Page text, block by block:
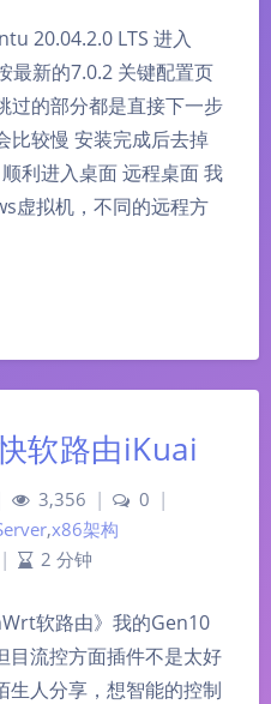
20.04.2.0 LTS 进入
最新的7.0.2 关键配置页
过的部分都是直接下一步
比较慢 安装完成后去掉
利进入桌面 远程桌面 我
虚拟机，不同的远程方
软路由iKuai
3,356 | 0 |
,x86架构
| 2 分钟
软路由》我的Gen10
目流控方面插件不是太好
生人分享，想智能的控制